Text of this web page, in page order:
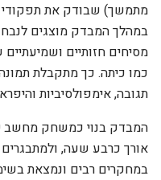
מתמשך) שבודק את תפקודי
במהלך המבדק מוצגים
מסיחים חזותיים
כמו כיתה. כך מתקבלת
תגובה, אימפולסיביות
במחקרים רבים ונמצאת